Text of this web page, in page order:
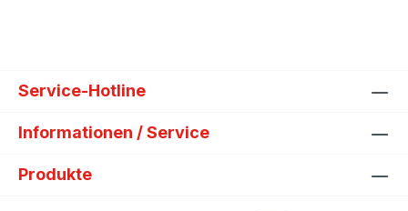
Service-Hotline
Informationen / Service
Produkte